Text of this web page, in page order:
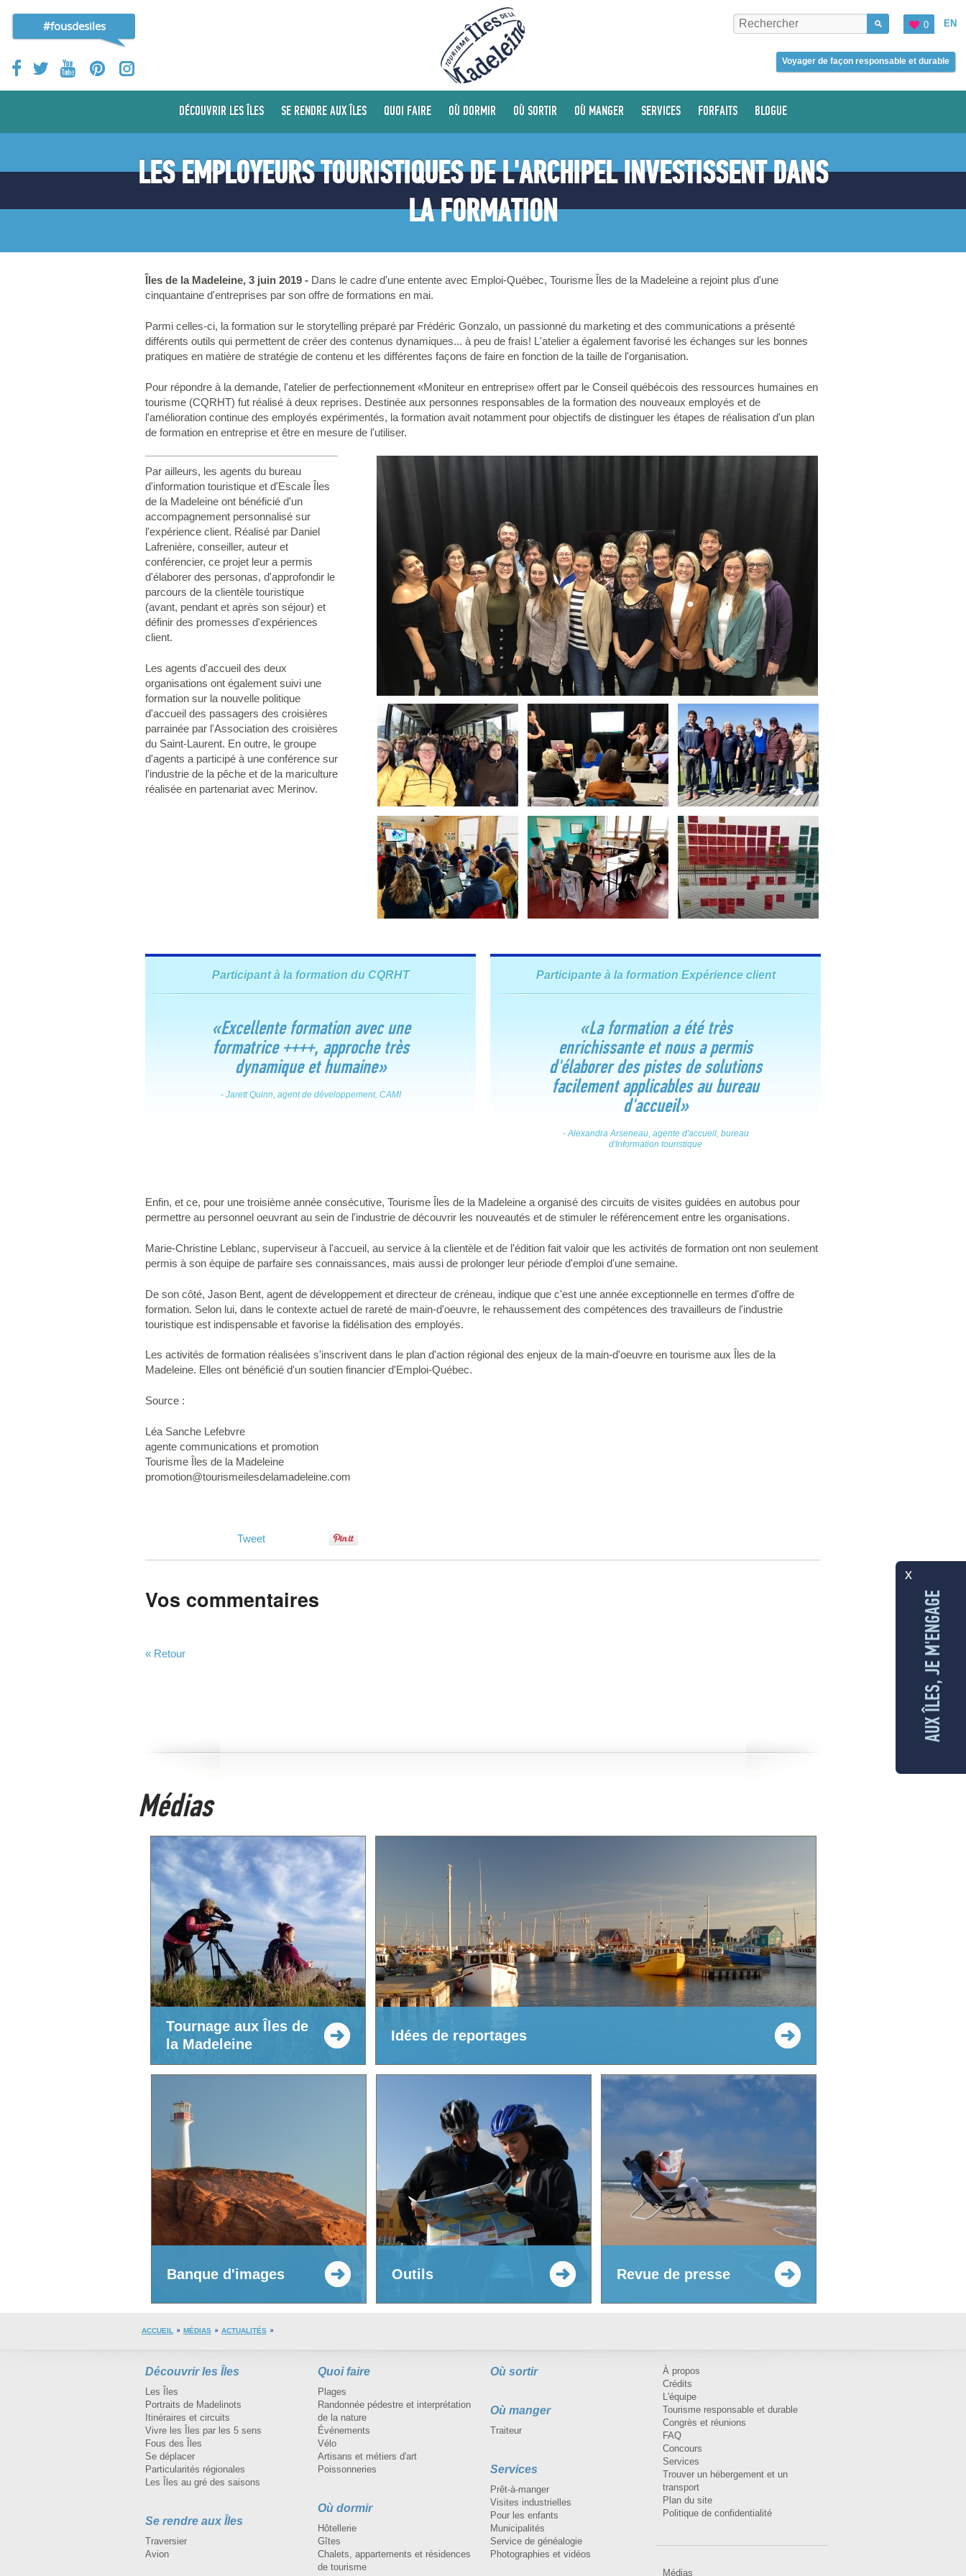
#fousdesiles EN
0
Voyager de façon responsable et durable
DÉCOUVRIR LES ÎLES SE RENDRE AUX ÎLES QUOI FAIRE OÙ DORMIR OÙ SORTIR OÙ MANGER SERVICES FORFAITS BLOGUE
LES EMPLOYEURS TOURISTIQUES DE L'ARCHIPEL INVESTISSENT DANS
LA FORMATION
Îles de la Madeleine, 3 juin 2019 - Dans le cadre d'une entente avec Emploi-Québec, Tourisme Îles de la Madeleine a rejoint plus d'une
cinquantaine d'entreprises par son offre de formations en mai.
Parmi celles-ci, la formation sur le storytelling préparé par Frédéric Gonzalo, un passionné du marketing et des communications a présenté
différents outils qui permettent de créer des contenus dynamiques... à peu de frais! L'atelier a également favorisé les échanges sur les bonnes
pratiques en matière de stratégie de contenu et les différentes façons de faire en fonction de la taille de l'organisation.
Pour répondre à la demande, l'atelier de perfectionnement «Moniteur en entreprise» offert par le Conseil québécois des ressources humaines en
tourisme (CQRHT) fut réalisé à deux reprises. Destinée aux personnes responsables de la formation des nouveaux employés et de
l'amélioration continue des employés expérimentés, la formation avait notamment pour objectifs de distinguer les étapes de réalisation d'un plan
de formation en entreprise et être en mesure de l'utiliser.
Par ailleurs, les agents du bureau
d'information touristique et d'Escale Îles
de la Madeleine ont bénéficié d'un
accompagnement personnalisé sur
l'expérience client. Réalisé par Daniel
Lafrenière, conseiller, auteur et
conférencier, ce projet leur a permis
d'élaborer des personas, d'approfondir le
parcours de la clientèle touristique
(avant, pendant et après son séjour) et
définir des promesses d'expériences
client.
Les agents d'accueil des deux
organisations ont également suivi une
formation sur la nouvelle politique
d'accueil des passagers des croisières
parrainée par l'Association des croisières
du Saint-Laurent. En outre, le groupe
d'agents a participé à une conférence sur
l'industrie de la pêche et de la mariculture
réalisée en partenariat avec Merinov.
Participant à la formation du CQRHT
«Excellente formation avec une
formatrice ++++, approche très
dynamique et humaine»
- Jarett Quinn, agent de développement, CAMI
Participante à la formation Expérience client
«La formation a été très
enrichissante et nous a permis
d'élaborer des pistes de solutions
facilement applicables au bureau
d'accueil»
- Alexandra Arseneau, agente d'accueil, bureau
d'Information touristique
Enfin, et ce, pour une troisième année consécutive, Tourisme Îles de la Madeleine a organisé des circuits de visites guidées en autobus pour
permettre au personnel oeuvrant au sein de l'industrie de découvrir les nouveautés et de stimuler le référencement entre les organisations.
Marie-Christine Leblanc, superviseur à l'accueil, au service à la clientèle et de l'édition fait valoir que les activités de formation ont non seulement
permis à son équipe de parfaire ses connaissances, mais aussi de prolonger leur période d'emploi d'une semaine.
De son côté, Jason Bent, agent de développement et directeur de créneau, indique que c'est une année exceptionnelle en termes d'offre de
formation. Selon lui, dans le contexte actuel de rareté de main-d'oeuvre, le rehaussement des compétences des travailleurs de l'industrie
touristique est indispensable et favorise la fidélisation des employés.
Les activités de formation réalisées s'inscrivent dans le plan d'action régional des enjeux de la main-d'oeuvre en tourisme aux Îles de la
Madeleine. Elles ont bénéficié d'un soutien financier d'Emploi-Québec.
Source :
Léa Sanche Lefebvre
agente communications et promotion
Tourisme Îles de la Madeleine
promotion@tourismeilesdelamadeleine.com
Tweet
Vos commentaires
« Retour
Médias
Tournage aux Îles de
la Madeleine
Idées de reportages
Banque d'images Outils Revue de presse
ACCUEIL MÉDIAS ACTUALITÉS
Découvrir les Îles
Les Îles
Portraits de Madelinots
Itinéraires et circuits
Vivre les Îles par les 5 sens
Fous des Îles
Se déplacer
Particularités régionales
Les Îles au gré des saisons
Se rendre aux Îles
Traversier
Avion
Quoi faire
Plages
Randonnée pédestre et interprétation
de la nature
Événements
Vélo
Artisans et métiers d'art
Poissonneries
Où dormir
Hôtellerie
Gîtes
Chalets, appartements et résidences
de tourisme
Où sortir
Où manger
Traiteur
Services
Prêt-à-manger
Visites industrielles
Pour les enfants
Municipalités
Service de généalogie
Photographies et vidéos
À propos
Crédits
L'équipe
Tourisme responsable et durable
Congrès et réunions
FAQ
Concours
Services
Trouver un hébergement et un
transport
Plan du site
Politique de confidentialité
Médias
x
AUX ÎLES, JE M'ENGAGE